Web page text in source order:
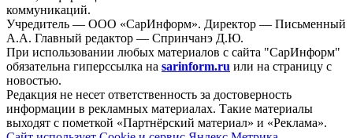
коммуникаций.
Учредитель — ООО «СарИнформ». Директор — Письменный
А.А. Главный редактор — Спринчанэ Д.Ю.
При использовании любых материалов с сайта "СарИнформ"
обязательна гиперссылка на sarinform.ru или на страницу с
новостью.
Редакция не несет ответственность за достоверность
информации в рекламных материалах. Такие материалы
выходят с пометкой «Партнёрский материал» и «Реклама».